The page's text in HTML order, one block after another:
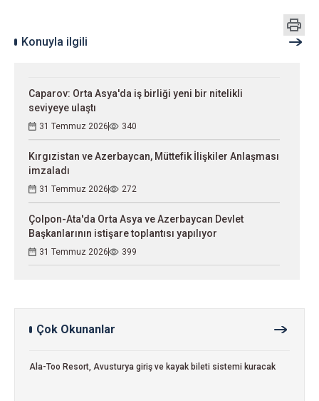
Konuyla ilgili
Caparov: Orta Asya'da iş birliği yeni bir nitelikli
seviyeye ulaştı
31 Temmuz 2026 340
Kırgızistan ve Azerbaycan, Müttefik İlişkiler Anlaşması
imzaladı
31 Temmuz 2026 272
Çolpon-Ata'da Orta Asya ve Azerbaycan Devlet
Başkanlarının istişare toplantısı yapılıyor
31 Temmuz 2026 399
Çok Okunanlar
Ala-Too Resort, Avusturya giriş ve kayak bileti sistemi kuracak